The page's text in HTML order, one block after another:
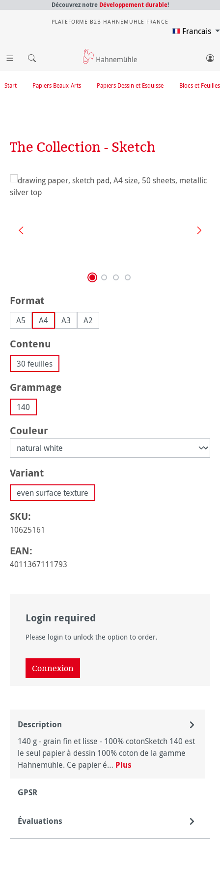
Découvrez notre Développement durable!
PLATEFORME B2B HAHNEMÜHLE FRANCE
Francais
Blocs et Feuilles
Papiers Dessin et Esquisse
Papiers Beaux-Arts
Start
The Collection - Sketch
Ignorer la galerie d'images
Sélectionnez
Format
A5 A4 A3 A2
Sélectionnez
Contenu
30 feuilles
Sélectionnez
Grammage
140
Sélectionnez
Couleur
Sélectionnez
Variant
even surface texture
SKU:
10625161
EAN:
4011367111793
Login required
Please login to unlock the option to order.
Connexion
Description
140 g - grain fin et lisse - 100% cotonSketch 140 est
le seul papier à dessin 100% coton de la gamme
Hahnemühle. Ce papier é… Plus
GPSR
Évaluations